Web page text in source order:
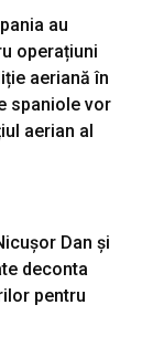
au
operațiuni
aeriană în
spaniole vor
aerian al
Dan și
deconta
pentru